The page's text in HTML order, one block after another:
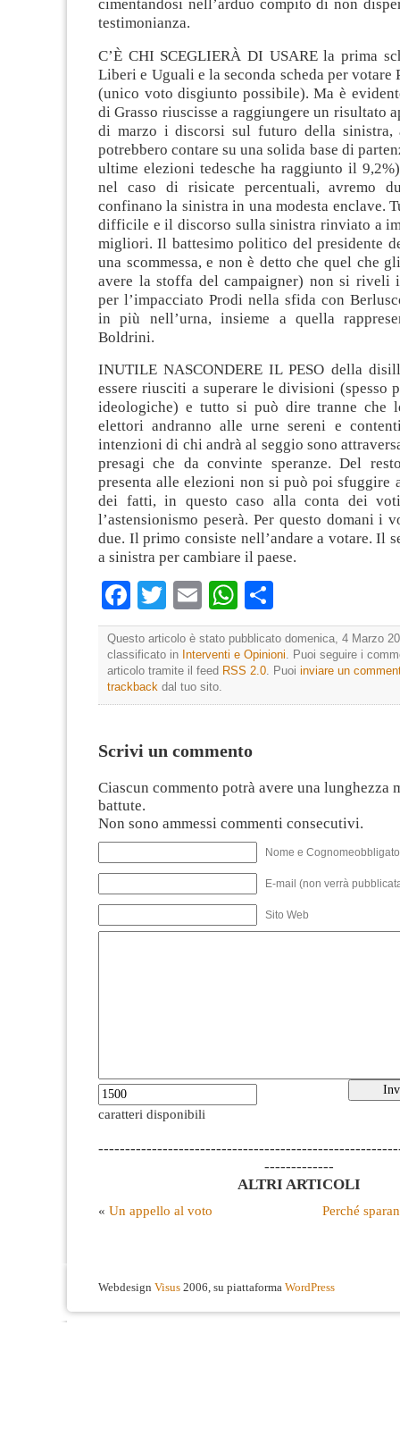
cimentandosi nell’arduo compito di non
testimonianza.
C’È CHI SCEGLIERÀ DI USARE la prima
Liberi e Uguali e la seconda scheda per votare
(unico voto disgiunto possibile). Ma è
di Grasso riuscisse a raggiungere un risultato
di marzo i discorsi sul futuro della sinistra,
potrebbero contare su una solida base di
ultime elezioni tedesche ha raggiunto il
nel caso di risicate percentuali, avremo
confinano la sinistra in una modesta enclave.
difficile e il discorso sulla sinistra rinviato a
migliori. Il battesimo politico del presidente
una scommessa, e non è detto che quel che
avere la stoffa del campaigner) non si riveli
per l’impacciato Prodi nella sfida con
in più nell’urna, insieme a quella
Boldrini.
INUTILE NASCONDERE IL PESO della
essere riusciti a superare le divisioni (spesso
ideologiche) e tutto si può dire tranne che
elettori andranno alle urne sereni e
intenzioni di chi andrà al seggio sono
presagi che da convinte speranze. Del
presenta alle elezioni non si può poi sfuggire
dei fatti, in questo caso alla conta dei
l’astensionismo peserà. Per questo domani i
due. Il primo consiste nell’andare a votare. Il
a sinistra per cambiare il paese.
Facebook
TwitterEmailWhatsApp
Questo articolo è stato pubblicato domenica, 4 Marzo
classificato in Interventi e Opinioni. Puoi seguire i
articolo tramite il feed RSS 2.0. Puoi inviare un
trackback dal tuo sito.
Scrivi un commento
Ciascun commento potrà avere una lunghezza
battute.
Non sono ammessi commenti consecutivi.
Nome e
E-mail (non verrà
Sito Web
caratteri disponibili
-------------
ALTRI ARTICOLI
« Un appello al voto Perché
Webdesign Visus 2006, su piattaforma WordPress